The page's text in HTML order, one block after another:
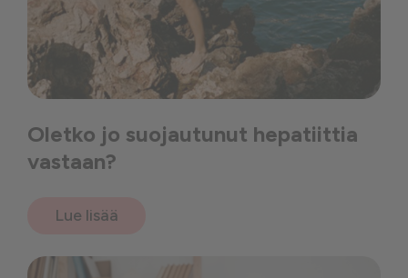
Oletko jo suojautunut hepatiittia
vastaan?
Lue lisää